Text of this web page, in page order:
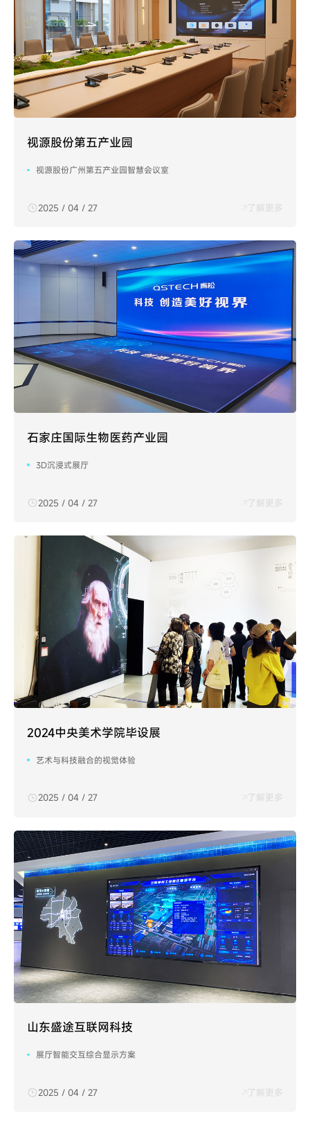
视源股份第五产业园
视源股份广州第五产业园智慧会议室
2025 / 04 / 27 了解更多
石家庄国际生物医药产业园
3D沉浸式展厅
2025 / 04 / 27 了解更多
2024中央美术学院毕设展
艺术与科技融合的视觉体验
2025 / 04 / 27 了解更多
山东盛途互联网科技
展厅智能交互综合显示方案
2025 / 04 / 27 了解更多